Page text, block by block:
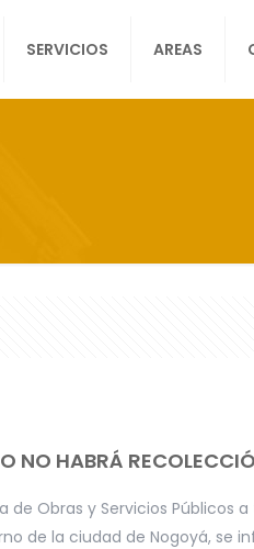
SERVICIOS AREAS
NO HABRÁ
de Obras y Servicios Públicos
de la ciudad de Nogoyá, se